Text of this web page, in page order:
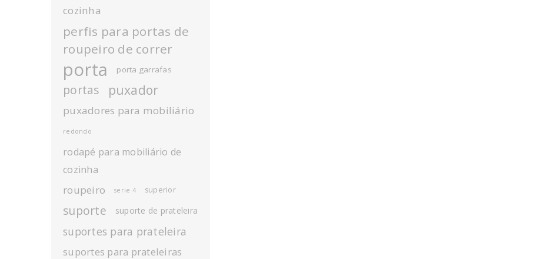
cozinha
perfis para portas de
roupeiro de correr
porta porta garrafas
portas puxador
puxadores para mobiliário
redondo
rodapé para mobiliário de
cozinha
roupeiro serie 4 superior
suporte suporte de prateleira
suportes para prateleira
suportes para prateleiras